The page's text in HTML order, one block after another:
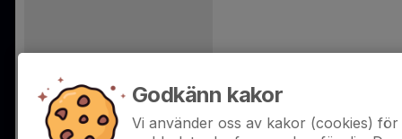
Godkänn kakor
Vi använder oss av kakor (cookies)